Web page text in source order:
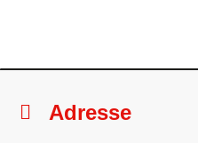
Adresse